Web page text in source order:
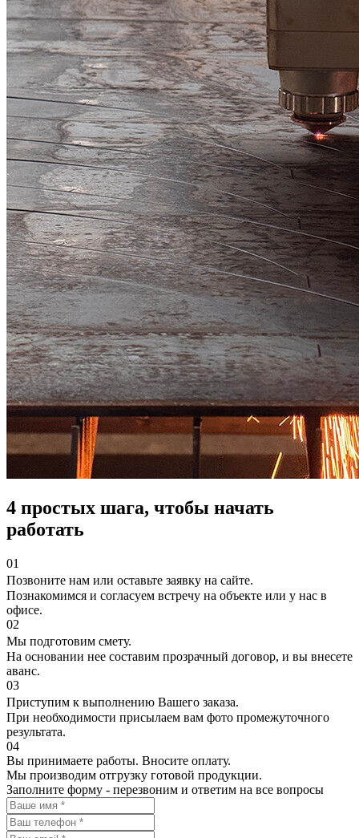
4 простых шага, чтобы начать
работать
01
Позвоните нам или оставьте заявку на сайте.
Познакомимся и согласуем встречу на объекте или у нас в
офисе.
02
Мы подготовим смету.
На основании нее составим прозрачный договор, и вы внесете
аванс.
03
Приступим к выполнению Вашего заказа.
При необходимости присылаем вам фото промежуточного
результата.
04
Вы принимаете работы. Вносите оплату.
Мы производим отгрузку готовой продукции.
Заполните форму - перезвоним и ответим на все вопросы